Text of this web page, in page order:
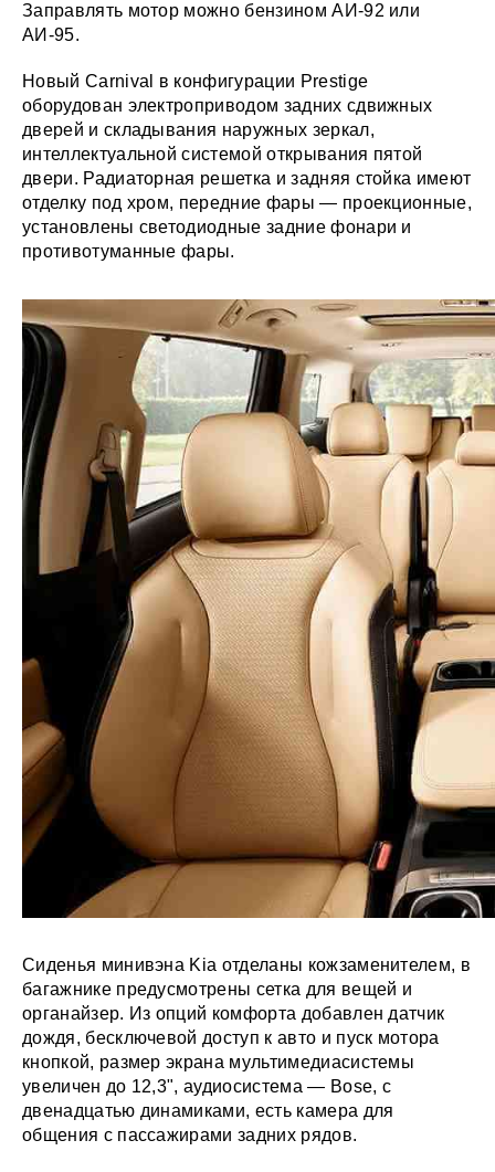
Заправлять мотор можно бензином АИ-92 или
АИ-95.
Новый Carnival в конфигурации Prestige
оборудован электроприводом задних сдвижных
дверей и складывания наружных зеркал,
интеллектуальной системой открывания пятой
двери. Радиаторная решетка и задняя стойка имеют
отделку под хром, передние фары — проекционные,
установлены светодиодные задние фонари и
противотуманные фары.
Сиденья минивэна Kia отделаны кожзаменителем, в
багажнике предусмотрены сетка для вещей и
органайзер. Из опций комфорта добавлен датчик
дождя, бесключевой доступ к авто и пуск мотора
кнопкой, размер экрана мультимедиасистемы
увеличен до 12,3", аудиосистема — Bose, c
двенадцатью динамиками, есть камера для
общения с пассажирами задних рядов.